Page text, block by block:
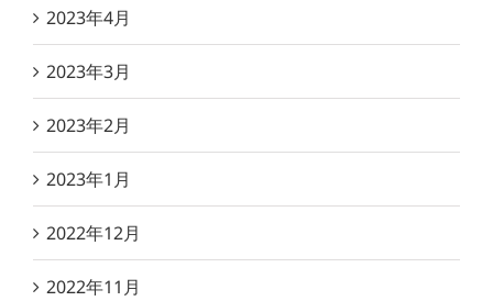
2023年4月
2023年3月
2023年2月
2023年1月
2022年12月
2022年11月